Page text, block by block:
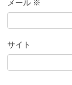
メール ※
サイト